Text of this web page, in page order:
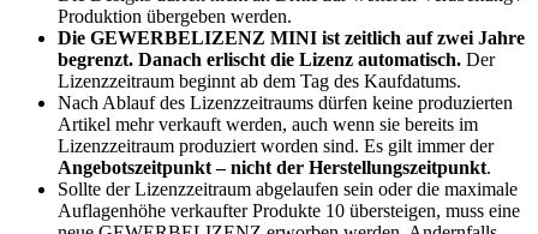
Produktion übergeben werden.
Die GEWERBELIZENZ MINI ist zeitlich auf zwei Jahre
begrenzt. Danach erlischt die Lizenz automatisch. Der
Lizenzzeitraum beginnt ab dem Tag des Kaufdatums.
Nach Ablauf des Lizenzzeitraums dürfen keine produzierten
Artikel mehr verkauft werden, auch wenn sie bereits im
Lizenzzeitraum produziert worden sind. Es gilt immer der
Angebotszeitpunkt – nicht der Herstellungszeitpunkt.
Sollte der Lizenzzeitraum abgelaufen sein oder die maximale
Auflagenhöhe verkaufter Produkte 10 übersteigen, muss eine